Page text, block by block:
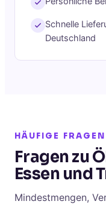
Schnelle
Deutschland
HÄUFIGE FRAGEN
Fragen zu
Essen und
Mindestmengen,